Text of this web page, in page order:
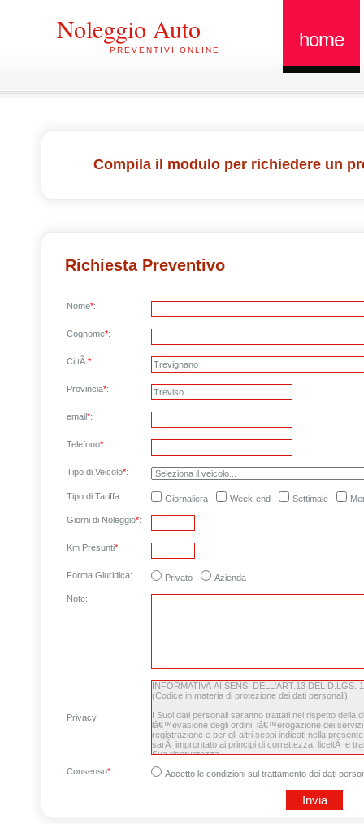
Noleggio Auto
PREVENTIVI ONLINE home
Compila il modulo per richiedere un
Richiesta Preventivo
Nome*:
Cognome*:
CittÃ *:
Provincia*:
email*:
Telefono*:
Tipo di Veicolo*:
Tipo di Tariffa: Giornaliera Week-end Settimale
Giorni di Noleggio*:
Km Presunti*:
Forma Giuridica: Privato Azienda
Note:
Privacy
Consenso*: Accetto le condizioni sul trattamento dei dati